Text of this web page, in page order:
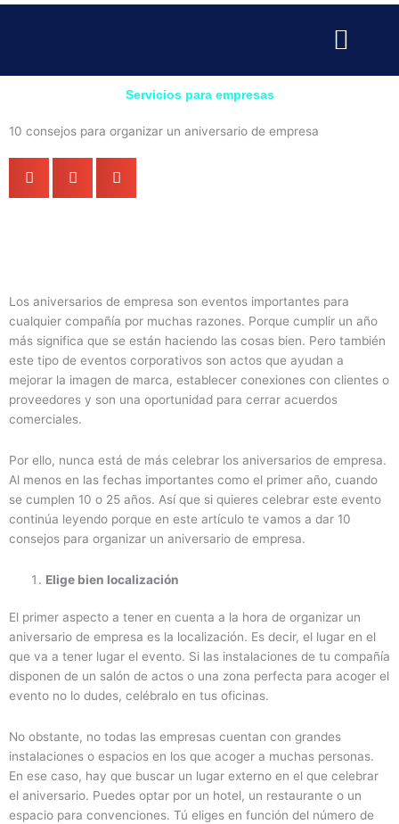
Ir
Servicios para empresas
10 consejos para organizar un aniversario de empresa
Los aniversarios de empresa son eventos importantes para
cualquier compañía por muchas razones. Porque cumplir un año
más significa que se están haciendo las cosas bien. Pero también
este tipo de eventos corporativos son actos que ayudan a
mejorar la imagen de marca, establecer conexiones con clientes o
proveedores y son una oportunidad para cerrar acuerdos
comerciales.
Por ello, nunca está de más celebrar los aniversarios de empresa.
Al menos en las fechas importantes como el primer año, cuando
se cumplen 10 o 25 años. Así que si quieres celebrar este evento
continúa leyendo porque en este artículo te vamos a dar 10
consejos para organizar un aniversario de empresa.
Elige bien localización
El primer aspecto a tener en cuenta a la hora de organizar un
aniversario de empresa es la localización. Es decir, el lugar en el
que va a tener lugar el evento. Si las instalaciones de tu compañía
disponen de un salón de actos o una zona perfecta para acoger el
evento no lo dudes, celébralo en tus oficinas.
No obstante, no todas las empresas cuentan con grandes
instalaciones o espacios en los que acoger a muchas personas.
En ese caso, hay que buscar un lugar externo en el que celebrar
el aniversario. Puedes optar por un hotel, un restaurante o un
espacio para convenciones. Tú eliges en función del número de